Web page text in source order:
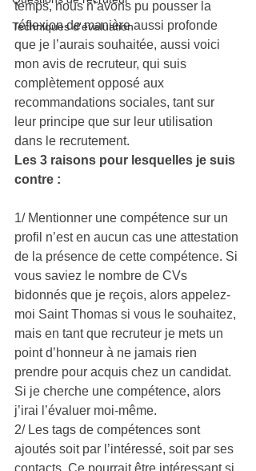
Techniques d'évaluation
temps, nous n’avons pu pousser la
réflexion de manière aussi profonde
que je l’aurais souhaitée, aussi voici
mon avis de recruteur, qui suis
complètement opposé aux
recommandations sociales, tant sur
leur principe que sur leur utilisation
dans le recrutement.
Les 3 raisons pour lesquelles je suis
contre :
1/ Mentionner une compétence sur un
profil n’est en aucun cas une attestation
de la présence de cette compétence. Si
vous saviez le nombre de CVs
bidonnés que je reçois, alors appelez-
moi Saint Thomas si vous le souhaitez,
mais en tant que recruteur je mets un
point d’honneur à ne jamais rien
prendre pour acquis chez un candidat.
Si je cherche une compétence, alors
j’irai l’évaluer moi-même.
2/ Les tags de compétences sont
ajoutés soit par l’intéressé, soit par ses
contacts. Ce pourrait être intéressant si